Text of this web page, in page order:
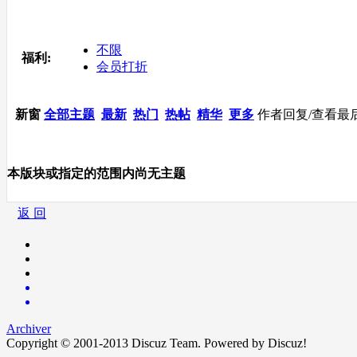
福利:
不限
会员打折
新窗 全部主题 最新 热门 热帖 精华 更多 作者回复/查看最
本版块或指定的范围内尚无主题
返 回
Archiver
Copyright © 2001-2013 Discuz Team. Powered by Discuz!